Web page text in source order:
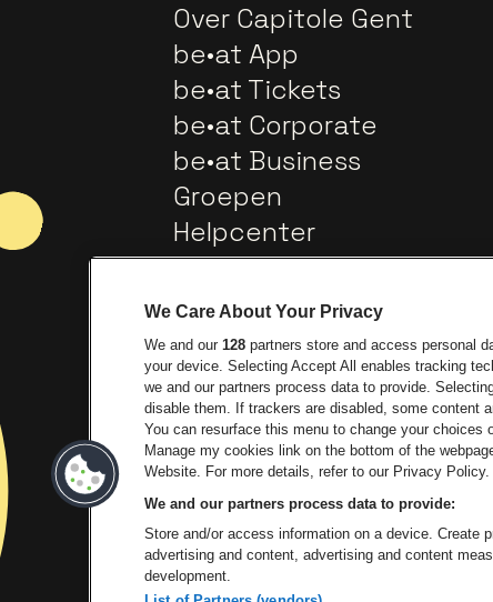
Over Capitole Gent
be•at App
be•at Tickets
be•at Corporate
be•at Business
Groepen
Helpcenter
Contact
Ga naar de website van
Ga
We Care About Your Privacy
We and our 128 partners store and access personal
your device. Selecting Accept All enables tracking
we and our partners process data to provide.
disable them. If trackers are disabled, some content
You can resurface this menu to change your
Manage my cookies link on the bottom of the
Website. For more details, refer to our Privacy Policy.
We and our partners process data to provide:
Store and/or access information on a device. Create
advertising and content, advertising and content
development.